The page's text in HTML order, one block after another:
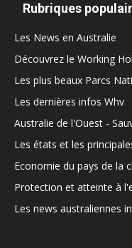
Rubriques
Les News en Australie
Découvrez le Working
Les plus beaux Parcs
Les dernières infos Whv
Australie de l'Ouest -
Les états et les
Economie du pays de la
Protection et atteinte à
Les news australiennes